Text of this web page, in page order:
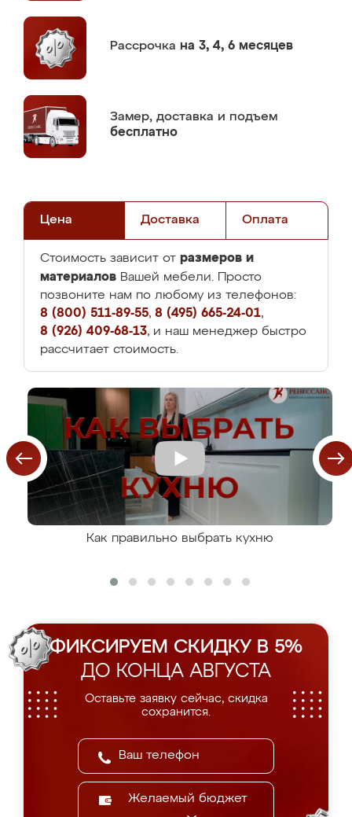
Рассрочка на 3, 4, 6 месяцев
Замер, доставка и подъем
бесплатно
Цена Доставка Оплата
Стоимость зависит от размеров и
материалов Вашей мебели. Просто
позвоните нам по любому из телефонов:
8 (800) 511-89-55, 8 (495) 665-24-01,
8 (926) 409-68-13, и наш менеджер быстро
рассчитает стоимость.
Как правильно выбрать кухню
ФИКСИРУЕМ СКИДКУ В 5%
ДО КОНЦА АВГУСТА
Оставьте заявку сейчас, скидка
сохранится.
Желаемый бюджет